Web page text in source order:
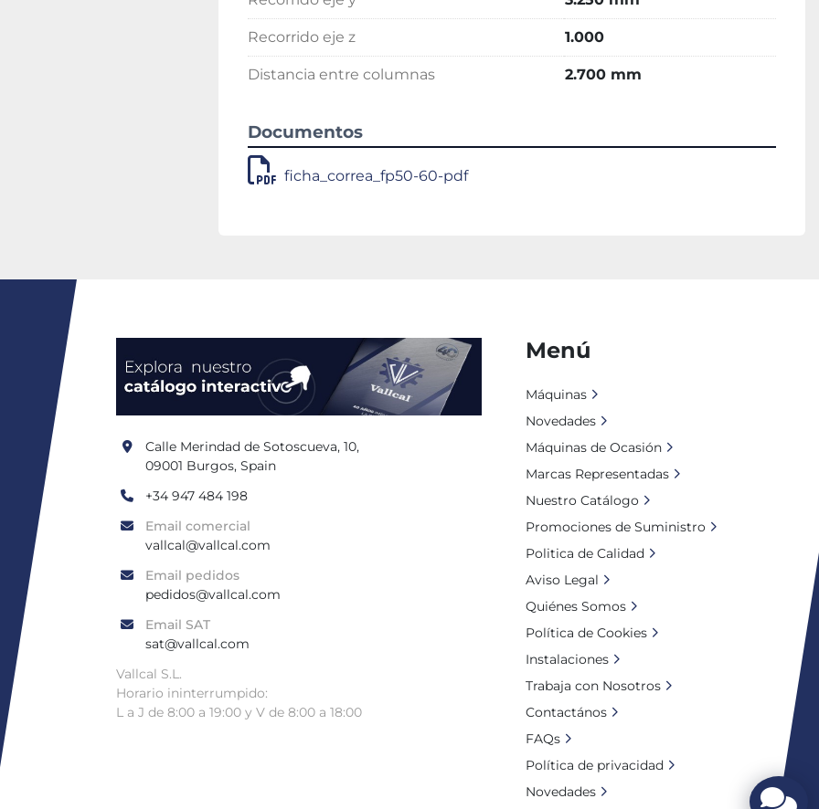
Recorrido eje z 1.000
Distancia entre columnas 2.700 mm
Documentos
ficha_correa_fp50-60-pdf
Calle Merindad de Sotoscueva, 10,
09001 Burgos, Spain
+34 947 484 198
Email comercial
vallcal@vallcal.com
Email pedidos
pedidos@vallcal.com
Email SAT
sat@vallcal.com
Vallcal S.L.
Horario ininterrumpido:
L a J de 8:00 a 19:00 y V de 8:00 a 18:00
Menú
Máquinas
Novedades
Máquinas de Ocasión
Marcas Representadas
Nuestro Catálogo
Promociones de Suministro
Politica de Calidad
Aviso Legal
Quiénes Somos
Política de Cookies
Instalaciones
Trabaja con Nosotros
Contactános
FAQs
Política de privacidad
Novedades